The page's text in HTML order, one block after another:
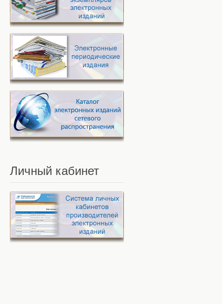
Личный кабинет